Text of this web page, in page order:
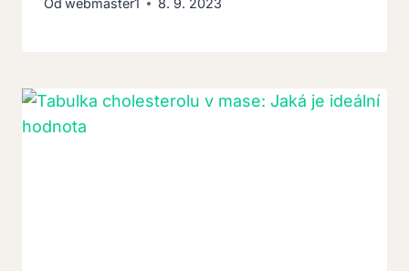
Od webmaster1 8. 9. 2023